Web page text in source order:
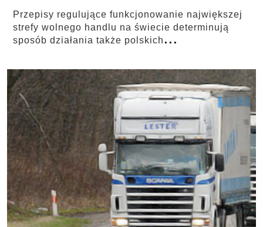
Przepisy regulujące funkcjonowanie największej
strefy wolnego handlu na świecie determinują
sposób działania także polskich ...